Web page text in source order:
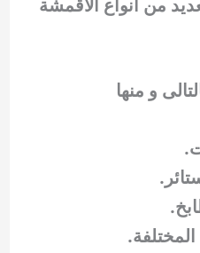
من انواع الاقمشة
و منها